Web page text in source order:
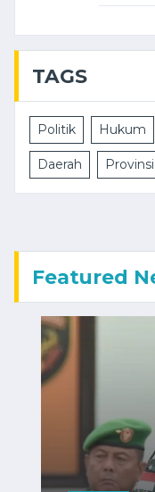
TAGS
Politik Hukum
Daerah Provinsi
Featured